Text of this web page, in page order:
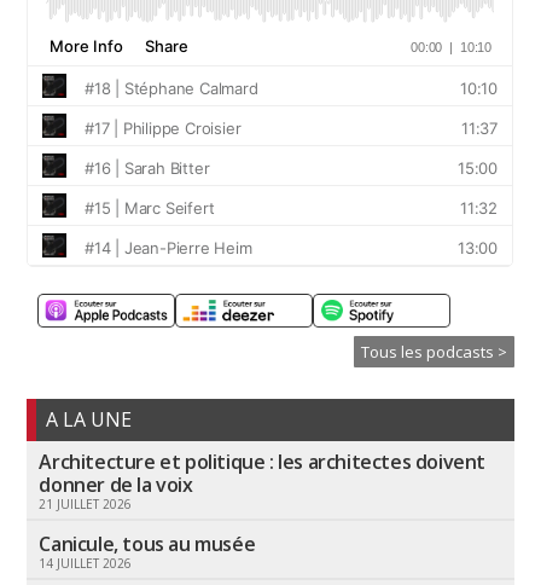
Tous les podcasts >
A LA UNE
Architecture et politique : les architectes doivent
donner de la voix
21 JUILLET 2026
Canicule, tous au musée
14 JUILLET 2026